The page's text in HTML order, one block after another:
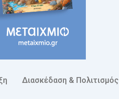
Διασκέδαση & Πολιτισμός